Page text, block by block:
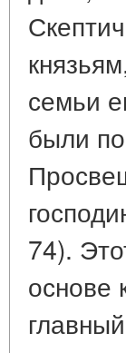
семьи
были
74).
основе